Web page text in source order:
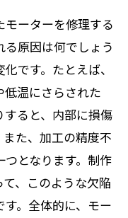
ーターを修理する
原因は何でしょう
です。たとえば、
低温にさらされた
すると、内部に損傷
た、加工の精度不
となります。制作
、このような欠陥
。全体的に、モー